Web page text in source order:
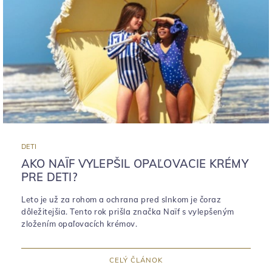
DETI
AKO NAÏF VYLEPŠIL OPAĽOVACIE KRÉMY
PRE DETI?
Leto je už za rohom a ochrana pred slnkom je čoraz
dôležitejšia. Tento rok prišla značka Naïf s vylepšeným
zložením opaľovacích krémov.
CELÝ ČLÁNOK